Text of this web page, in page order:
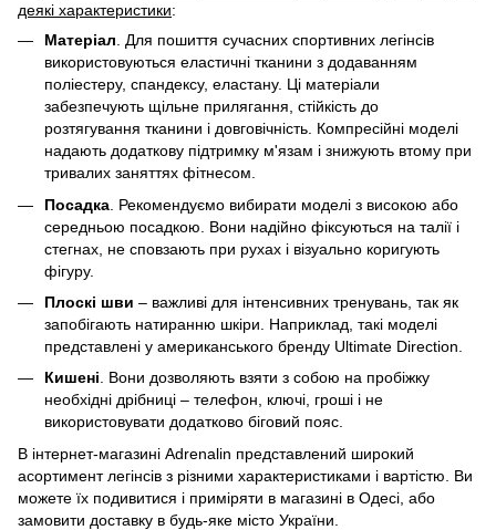
деякі характеристики:
Матеріал . Для пошиття сучасних спортивних легінсів
використовуються еластичні тканини з додаванням
поліестеру, спандексу, еластану. Ці матеріали
забезпечують щільне прилягання, стійкість до
розтягування тканини і довговічність. Компресійні моделі
надають додаткову підтримку м'язам і знижують втому при
тривалих заняттях фітнесом.
Посадка . Рекомендуємо вибирати моделі з високою або
середньою посадкою. Вони надійно фіксуються на талії і
стегнах, не сповзають при рухах і візуально коригують
фігуру.
Плоскі шви – важливі для інтенсивних тренувань, так як
запобігають натиранню шкіри. Наприклад, такі моделі
представлені у американського бренду Ultimate Direction.
Кишені. Вони дозволяють взяти з собою на пробіжку
необхідні дрібниці – телефон, ключі, гроші і не
використовувати додатково біговий пояс.
В інтернет-магазині Adrenalin представлений широкий
асортимент легінсів з різними характеристиками і вартістю. Ви
можете їх подивитися і приміряти в магазині в Одесі, або
замовити доставку в будь-яке місто України.